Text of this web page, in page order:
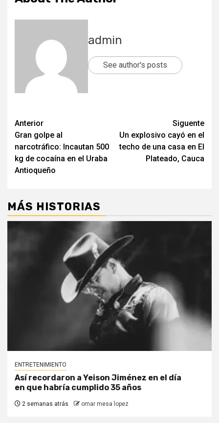
admin
See author's posts
Post
navigation
Anterior
Gran golpe al
narcotráfico: Incautan 500
kg de cocaína en el Uraba
Antioqueño
Siguente
Un explosivo cayó en el
techo de una casa en El
Plateado, Cauca
MÁS HISTORIAS
ENTRETENIMIENTO
Así recordaron a Yeison Jiménez en el día
en que habría cumplido 35 años
2 semanas atrás omar mesa lopez